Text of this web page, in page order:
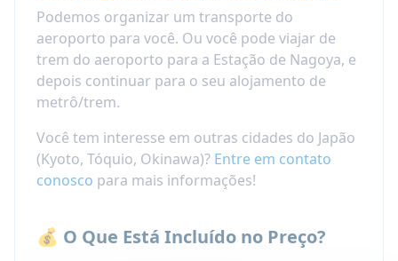
Podemos organizar um transporte do
aeroporto para você. Ou você pode viajar de
trem do aeroporto para a Estação de Nagoya, e
depois continuar para o seu alojamento de
metrô/trem.
Você tem interesse em outras cidades do Japão
(Kyoto, Tóquio, Okinawa)? Entre em contato
conosco para mais informações!
💰 O Que Está Incluído no Preço?